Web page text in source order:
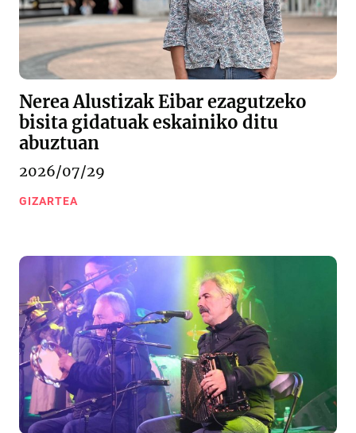
Nerea Alustizak Eibar ezagutzeko
bisita gidatuak eskainiko ditu
abuztuan
2026/07/29
GIZARTEA